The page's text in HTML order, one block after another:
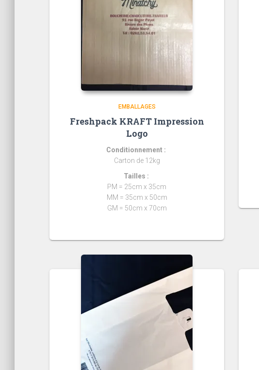
EMBALLAGES
Freshpack KRAFT Impression
Logo
Conditionnement :
Carton de 12kg
Tailles :
PM = 25cm x 35cm
MM = 35cm x 50cm
GM = 50cm x 70cm